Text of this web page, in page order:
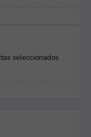
seleccionados